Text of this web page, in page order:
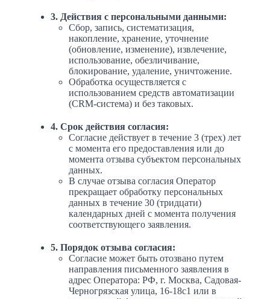
3. Действия с персональными данными:
Сбор, запись, систематизация,
накопление, хранение, уточнение
(обновление, изменение), извлечение,
использование, обезличивание,
блокирование, удаление, уничтожение.
Обработка осуществляется с
использованием средств автоматизации
(CRM-система) и без таковых.
4. Срок действия согласия:
Согласие действует в течение 3 (трех) лет
с момента его предоставления или до
момента отзыва субъектом персональных
данных.
В случае отзыва согласия Оператор
прекращает обработку персональных
данных в течение 30 (тридцати)
календарных дней с момента получения
соответствующего заявления.
5. Порядок отзыва согласия:
Согласие может быть отозвано путем
направления письменного заявления в
адрес Оператора: РФ, г. Москва, Садовая-
Черногрязская улица, 16-18с1 или в